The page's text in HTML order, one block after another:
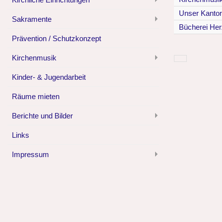
Unser Kantor
Bücherei
Sakramente
Prävention / Schutzkonzept
Kirchenmusik
Kinder- & Jugendarbeit
Räume mieten
Berichte und Bilder
Links
Impressum